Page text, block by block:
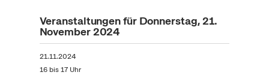
Veranstaltungen für Donnerstag, 21.
November 2024
21.11.2024
16 bis 17 Uhr